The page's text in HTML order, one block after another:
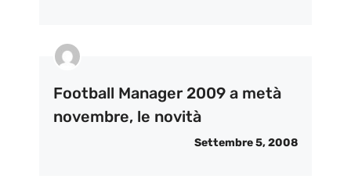
Football Manager 2009 a metà
novembre, le novità
Settembre 5, 2008